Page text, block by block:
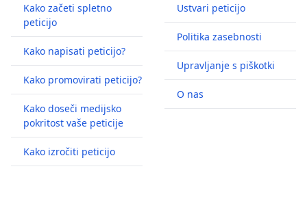
Kako začeti spletno
peticijo
Kako napisati peticijo?
Kako promovirati peticijo?
Kako doseči medijsko
pokritost vaše peticije
Kako izročiti peticijo
Ustvari peticijo
Politika zasebnosti
Upravljanje s piškotki
O nas